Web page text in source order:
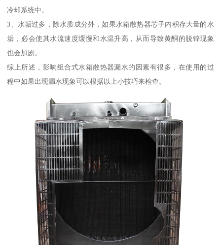
冷却系统中。
3、水垢过多，除水质成分外，如果水箱散热器芯子内积存大量的水
垢，必会使其水流速度缓慢和水温升高，从而导致黄酮的脱锌现象
也会加剧。
综上所述，影响组合式水箱散热器漏水的因素有很多，在使用的过
程中如果出现漏水现象可以根据以上小技巧来检查。